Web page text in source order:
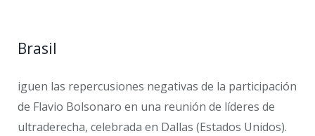
Brasil
iguen las repercusiones negativas de la participación
de Flavio Bolsonaro en una reunión de líderes de
ultraderecha, celebrada en Dallas (Estados Unidos).